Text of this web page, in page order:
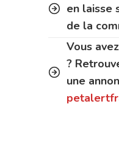
en laisse
de la
Vous
?
une